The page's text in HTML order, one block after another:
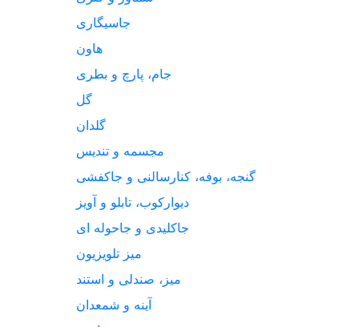
جاسیگاری
هاون
جام، پارچ و بطری
گل
گلدان
مجسمه و تندیس
گنجه، بوفه، کنارسالنی و جاکفشی
دیوارکوب، تابلو و آویز
جاکلیدی و جاحوله ای
میز تلویزیون
میز، صندلی و استند
آینه و شمعدان